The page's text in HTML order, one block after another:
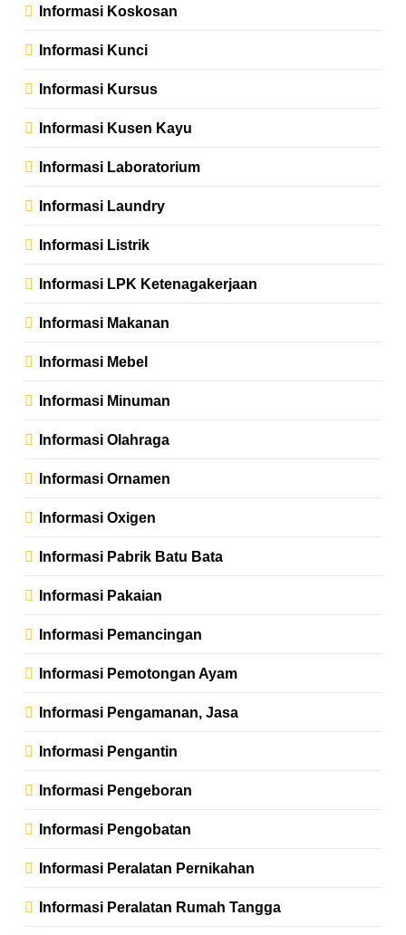
Informasi Koskosan
Informasi Kunci
Informasi Kursus
Informasi Kusen Kayu
Informasi Laboratorium
Informasi Laundry
Informasi Listrik
Informasi LPK Ketenagakerjaan
Informasi Makanan
Informasi Mebel
Informasi Minuman
Informasi Olahraga
Informasi Ornamen
Informasi Oxigen
Informasi Pabrik Batu Bata
Informasi Pakaian
Informasi Pemancingan
Informasi Pemotongan Ayam
Informasi Pengamanan, Jasa
Informasi Pengantin
Informasi Pengeboran
Informasi Pengobatan
Informasi Peralatan Pernikahan
Informasi Peralatan Rumah Tangga